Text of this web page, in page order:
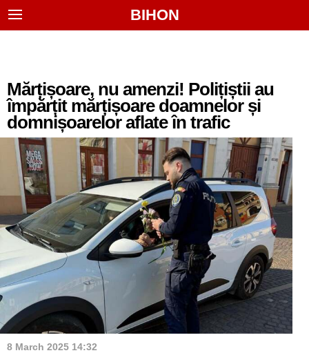
BIHON
Mărțișoare, nu amenzi! Polițiștii au
împărțit mărțișoare doamnelor și
domnișoarelor aflate în trafic
8 March 2025 14:32